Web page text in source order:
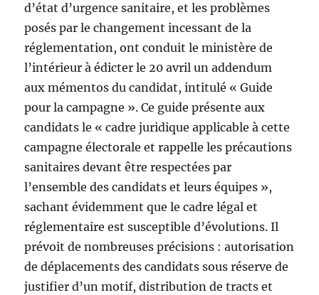
d’état d’urgence sanitaire, et les problèmes
posés par le changement incessant de la
réglementation, ont conduit le ministère de
l’intérieur à édicter le 20 avril un addendum
aux mémentos du candidat, intitulé « Guide
pour la campagne ». Ce guide présente aux
candidats le « cadre juridique applicable à cette
campagne électorale et rappelle les précautions
sanitaires devant être respectées par
l’ensemble des candidats et leurs équipes »,
sachant évidemment que le cadre légal et
réglementaire est susceptible d’évolutions. Il
prévoit de nombreuses précisions : autorisation
de déplacements des candidats sous réserve de
justifier d’un motif, distribution de tracts et